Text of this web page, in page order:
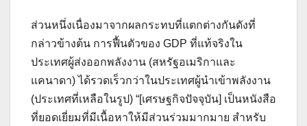
ส่วนหนึ่งเนื่องมาจากผลกระทบที่แตกต่างกันดังที่
กล่าวข้างต้น การฟื้นตัวของ GDP ที่แท้จริงใน
ประเทศผู้ส่งออกพลังงาน (สหรัฐอเมริกาและ
แคนาดา) ได้รวดเร็วกว่าในประเทศผู้นำเข้าพลังงาน
(ประเทศที่เหลือในรูป) “[เศรษฐกิจปัจจุบัน] เป็นหนังสือ
ที่ยอดเยี่ยมที่มีเนื้อหาให้มีส่วนร่วมมากมาย สำหรับ